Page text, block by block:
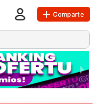
Comparte